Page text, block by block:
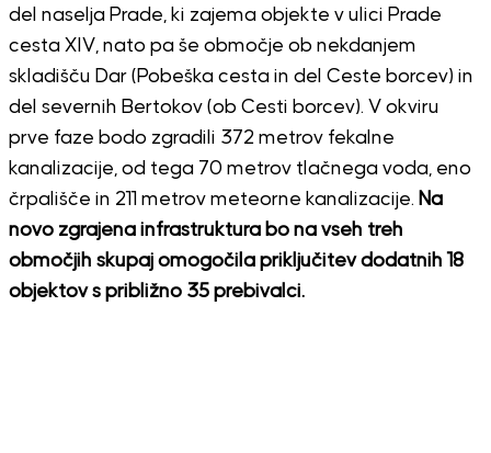
del naselja Prade, ki zajema objekte v ulici Prade
cesta XIV, nato pa še območje ob nekdanjem
skladišču Dar (Pobeška cesta in del Ceste borcev) in
del severnih Bertokov (ob Cesti borcev). V okviru
prve faze bodo zgradili 372 metrov fekalne
kanalizacije, od tega 70 metrov tlačnega voda, eno
črpališče in 211 metrov meteorne kanalizacije. Na
novo zgrajena infrastruktura bo na vseh treh
območjih skupaj omogočila priključitev dodatnih 18
objektov s približno 35 prebivalci.